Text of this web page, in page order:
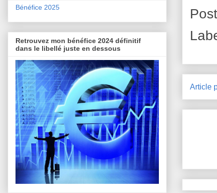
Article
Bénéfice 2025
Retrouvez mon bénéfice 2024 définitif
dans le libellé juste en dessous